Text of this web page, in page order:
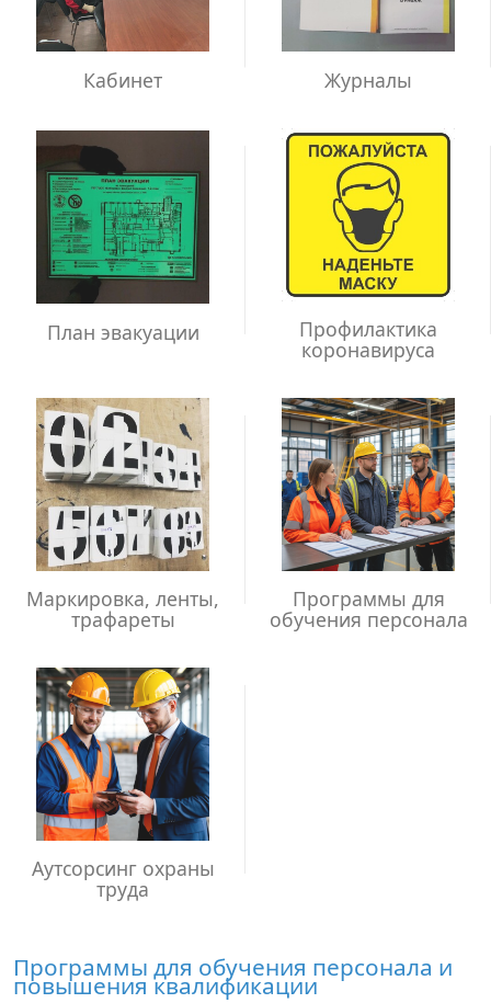
Кабинет Журналы
План эвакуации Профилактика
коронавируса
Маркировка, ленты,
трафареты
Программы для
обучения персонала
Аутсорсинг охраны
труда
Программы для обучения персонала и
повышения квалификации